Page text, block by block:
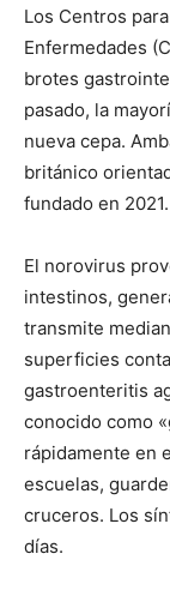
Los Centros
Enfermedades
brotes
pasado, la
nueva cepa.
británico
fundado en 2021.
El norovirus
intestinos,
transmite
superficies
gastroenteritis
conocido como
rápidamente en
escuelas,
cruceros. Los
días.